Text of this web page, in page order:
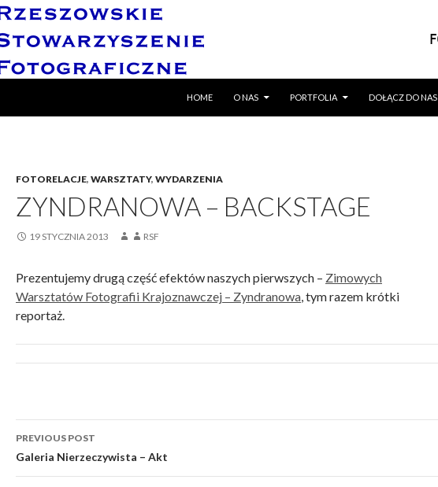
HOME
O NAS PORTFOLIA DOŁĄCZ DO NAS
FOTORELACJE, WARSZTATY, WYDARZENIA
ZYNDRANOWA – BACKSTAGE
19 STYCZNIA 2013 RSF
Prezentujemy drugą część efektów naszych pierwszych – Zimowych
Warsztatów Fotografii Krajoznawczej – Zyndranowa, tym razem krótki
reportaż.
Post
navigation
PREVIOUS POST
Galeria Nierzeczywista – Akt